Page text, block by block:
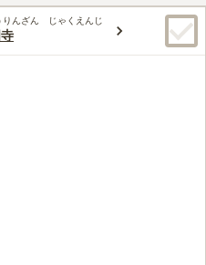
口コミ3 件
周辺も歴史が感じられる街並みで雰
りんざん じゃくえんじ